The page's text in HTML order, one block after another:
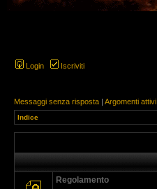
Login Iscriviti
Messaggi senza risposta | Argomenti attivi
Indice
Regolamento